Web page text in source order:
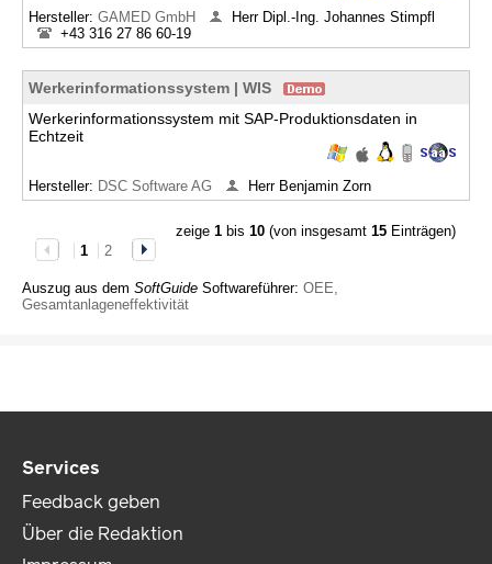
Hersteller: GAMED GmbH
Herr Dipl.-Ing. Johannes Stimpfl
+43 316 27 86 60-19
Werkerinformationssystem | WIS
Werkerinformationssystem mit SAP-Produktionsdaten in
Echtzeit
Hersteller: DSC Software AG Herr Benjamin Zorn
zeige 1bis 10(von insgesamt 15Einträgen)
1
2
Auszug aus dem SoftGuide Softwareführer: OEE,
Gesamtanlageneffektivität
Services
Feedback geben
Über die Redaktion